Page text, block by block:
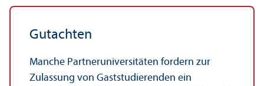
Gutachten
Manche Partner­universitäten fordern zur
Zulassung von Gast­studierenden ein